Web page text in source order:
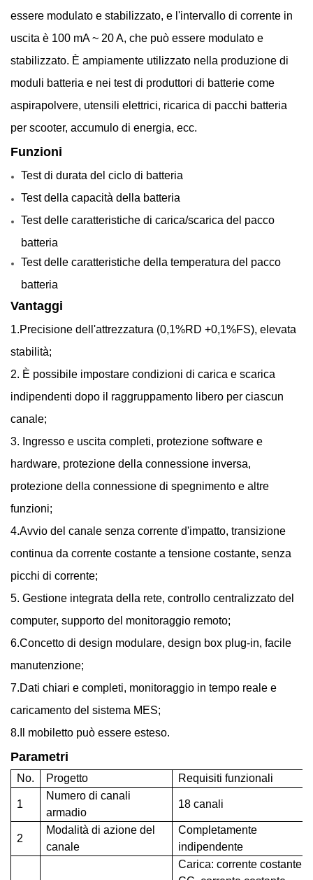
essere modulato e stabilizzato, e l'intervallo di corrente in
uscita è 100 mA ~ 20 A, che può essere modulato e
stabilizzato. È ampiamente utilizzato nella produzione di
moduli batteria e nei test di produttori di batterie come
aspirapolvere, utensili elettrici, ricarica di pacchi batteria
per scooter, accumulo di energia, ecc.
Funzioni
Test di durata del ciclo di batteria
Test della capacità della batteria
Test delle caratteristiche di carica/scarica del pacco
batteria
Test delle caratteristiche della temperatura del pacco
batteria
Vantaggi
1.Precisione dell'attrezzatura (0,1%RD +0,1%FS), elevata
stabilità;
2. È possibile impostare condizioni di carica e scarica
indipendenti dopo il raggruppamento libero per ciascun
canale;
3. Ingresso e uscita completi, protezione software e
hardware, protezione della connessione inversa,
protezione della connessione di spegnimento e altre
funzioni;
4.Avvio del canale senza corrente d'impatto, transizione
continua da corrente costante a tensione costante, senza
picchi di corrente;
5. Gestione integrata della rete, controllo centralizzato del
computer, supporto del monitoraggio remoto;
6.Concetto di design modulare, design box plug-in, facile
manutenzione;
7.Dati chiari e completi, monitoraggio in tempo reale e
caricamento del sistema MES;
8.Il mobiletto può essere esteso.
Parametri
No. Progetto Requisiti funzionali
1
Numero di canali
armadio
18 canali
2
Modalità di azione del
canale
Completamente
indipendente
Carica: corrente costante